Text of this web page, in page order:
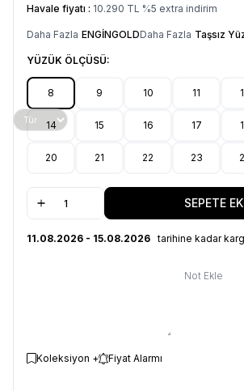
Havale fiyatı : 10.290 TL %5 extra indirim
Daha Fazla ENGİNGOLDDaha Fazla Taşsız
YÜZÜK ÖLÇÜSÜ:
8 9 10 11
14 15 16 17
20 21 22 23
SEPETE
11.08.2026 - 15.08.2026 tarihine kadar
Not Ekle
Koleksiyon + Fiyat Alarmı